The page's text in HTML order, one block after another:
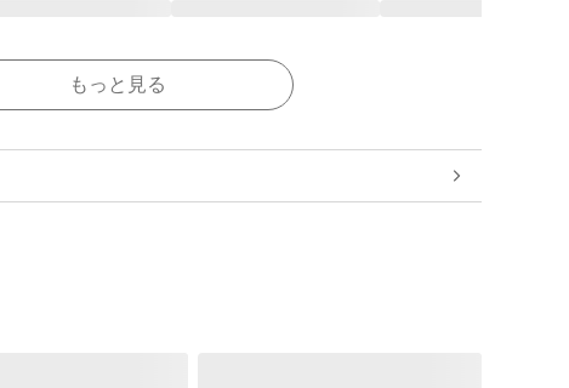
もっと見る